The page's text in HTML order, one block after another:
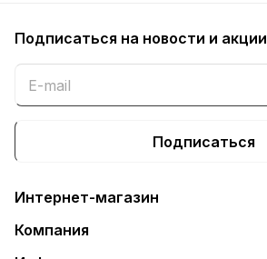
Подписаться на новости и акции
Подписаться
Интернет-магазин
Компания